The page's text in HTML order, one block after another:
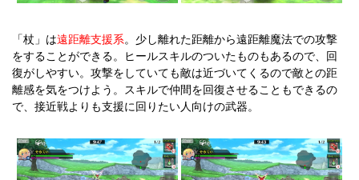
「杖」は遠距離支援系。少し離れた距離から遠距離魔法での攻撃
をすることができる。ヒールスキルのついたものもあるので、回
復がしやすい。攻撃をしていても敵は近づいてくるので敵との距
離感を気をつけよう。スキルで仲間を回復させることもできるの
で、接近戦よりも支援に回りたい人向けの武器。